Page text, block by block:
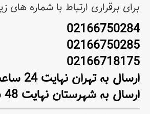
برای برقراری ارتباط با شماره های
02166750284
02166750285
02166718175
ارسال به تهران نهایت 24 ساعت کاری
ارسال به شهرستان نهایت 48 ساعت کاری